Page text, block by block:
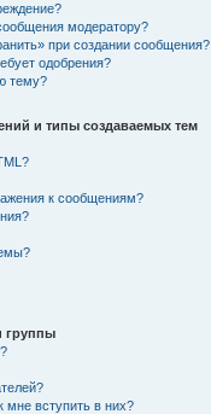
модератору?
при создании сообщения?
одобрения?
тему?
и типы создаваемых тем
к сообщениям?
группы
мне вступить в них?